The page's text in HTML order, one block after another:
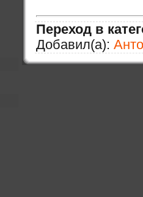
Переход в
Добавил(а):